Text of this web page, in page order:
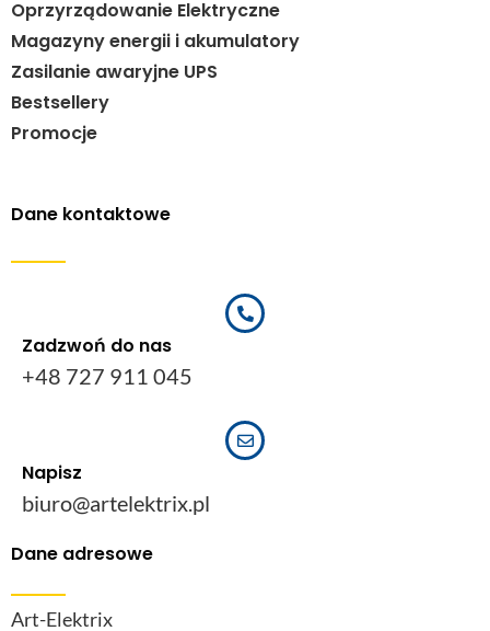
Oprzyrządowanie Elektryczne
Magazyny energii i akumulatory
Zasilanie awaryjne UPS
Bestsellery
Promocje
Dane kontaktowe
Zadzwoń do nas
+48 727 911 045
Napisz
biuro@artelektrix.pl
Dane adresowe
Art-Elektrix